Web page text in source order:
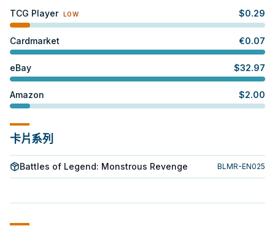
TCG Player LOW $0.29
Cardmarket €0.07
eBay $32.97
Amazon $2.00
卡片系列
Battles of Legend: Monstrous Revenge BLMR-EN025